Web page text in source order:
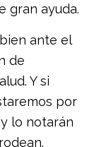
gran ayuda.
ante el
de
Y si
por
lo notarán